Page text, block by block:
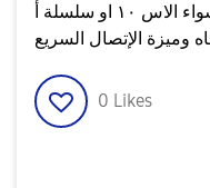
الي مشترين اصدارات السنه ذي سواء الاس ١٠ او سلسلة أ
وميزة الإتصال السريع
0 Likes